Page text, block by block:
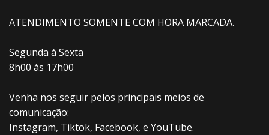
ATENDIMENTO SOMENTE COM HORA MARCADA.
Segunda à Sexta
8h00 às 17h00
Venha nos seguir pelos principais meios de
comunicação:
Instagram, Tiktok, Facebook, e YouTube.